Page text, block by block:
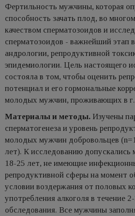
Фертильность мужчины, которая
способность зачать плод, во
качеством сперматозоидов и
сперматозоидов - важнейший этап
андрологии, репродуктивной
эпидемиологии. Цель настоящего
состояла в том, чтобы оценить
потенциал и его гормональные
молодых мужчин, проживающих в г.
Материалы и методы. Изучены
сперматогенеза и уровень
молодых мужчин добровольцев
лет). К исследованию допускались
18-25 лет, не имеющие
репродуктивной сферы на момент
условии воздержания от половых
употребления алкоголя в течение
обследования. Все мужчины